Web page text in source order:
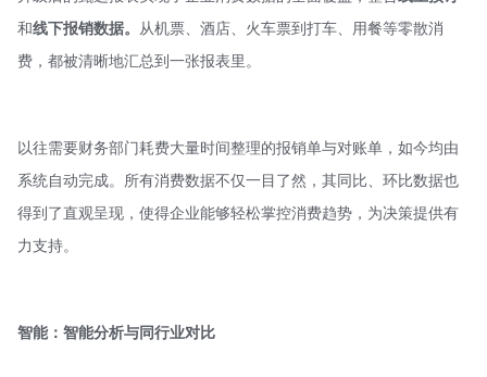
和线下报销数据。
从机票、酒店、火车票到打车、用餐等零散消
费，都被清晰地汇总到一张报表里。
以往需要财务部门耗费大量时间整理的报销单与对账单，如今均由
系统自动完成。所有消费数据不仅一目了然，其同比、环比数据也
得到了直观呈现，使得企业能够轻松掌控消费趋势，为决策提供有
力支持。
智能：智能分析与同行业对比